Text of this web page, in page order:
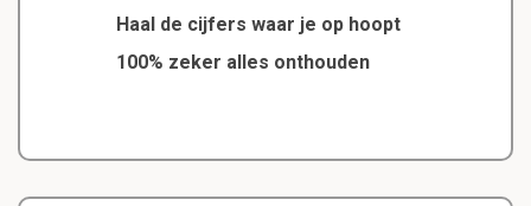
Haal de cijfers waar je op hoopt
100% zeker alles onthouden